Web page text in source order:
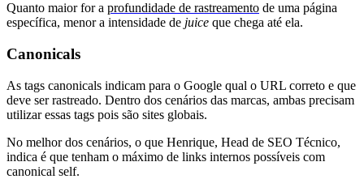
Quanto maior for a profundidade de rastreamento de uma página
específica, menor a intensidade de juice que chega até ela.
Canonicals
As tags canonicals indicam para o Google qual o URL correto e que
deve ser rastreado. Dentro dos cenários das marcas, ambas precisam
utilizar essas tags pois são sites globais.
No melhor dos cenários, o que Henrique, Head de SEO Técnico,
indica é que tenham o máximo de links internos possíveis com
canonical self.